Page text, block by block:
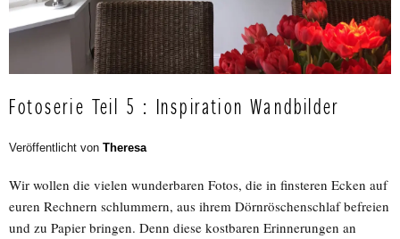
Fotoserie Teil 5 : Inspiration Wandbilder
Veröffentlicht von Theresa
Wir wollen die vielen wunderbaren Fotos, die in finsteren Ecken auf
euren Rechnern schlummern, aus ihrem Dörnröschenschlaf befreien
und zu Papier bringen. Denn diese kostbaren Erinnerungen an